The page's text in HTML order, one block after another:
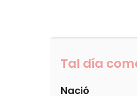
Tal día
Nació